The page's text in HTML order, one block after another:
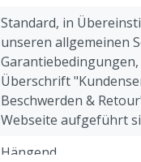
Standard, in
unseren allgemeinen
Überschrift
Beschwerden &
Webseite aufgeführt
Hängend